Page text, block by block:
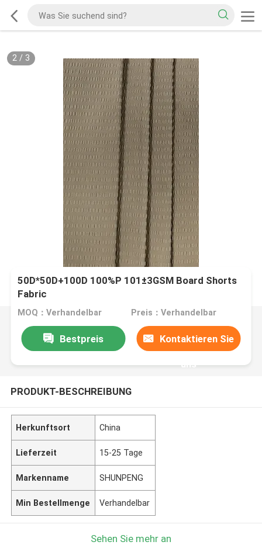
2/ 3
50D*50D+100D 100%P 101±3GSM Board Shorts
Fabric
MOQ：Verhandelbar Preis：Verhandelbar
Bestpreis Kontaktieren Sie
uns
PRODUKT-BESCHREIBUNG
Herkunftsort China
Lieferzeit 15-25 Tage
Markenname SHUNPENG
Min Bestellmenge Verhandelbar
Sehen Sie mehr an